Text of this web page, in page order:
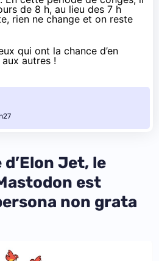
de 8 h, au lieu des 7 h
rien ne change et on reste
qui ont la chance d’en
autres !
Jet, le
est
non grata